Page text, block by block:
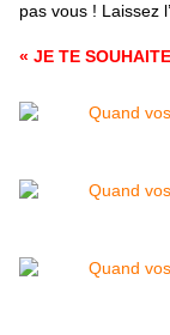
pas vous ! Laissez
« JE TE